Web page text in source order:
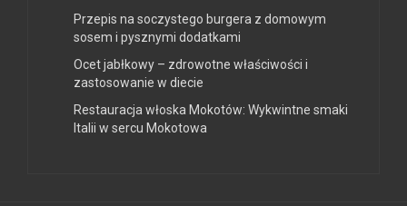
Przepis na soczystego burgera z domowym
sosem i pysznymi dodatkami
Ocet jabłkowy – zdrowotne właściwości i
zastosowanie w diecie
Restauracja włoska Mokotów: Wykwintne smaki
Italii w sercu Mokotowa